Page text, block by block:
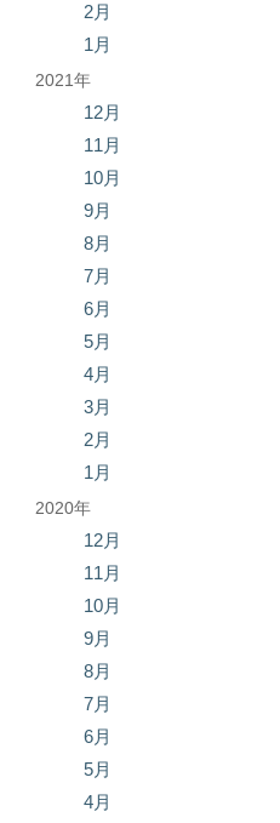
2月
1月
2021年
12月
11月
10月
9月
8月
7月
6月
5月
4月
3月
2月
1月
2020年
12月
11月
10月
9月
8月
7月
6月
5月
4月